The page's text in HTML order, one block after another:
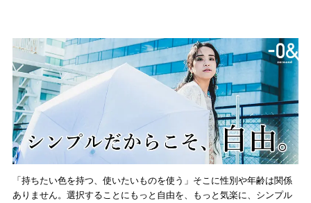
「持ちたい色を持つ、使いたいものを使う」そこに性別や年齢は関係
ありません。選択することにもっと自由を、もっと気楽に、シンプル